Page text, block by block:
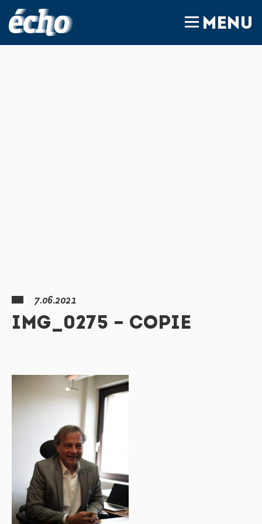
MENU
7.06.2021
IMG_0275 – COPIE